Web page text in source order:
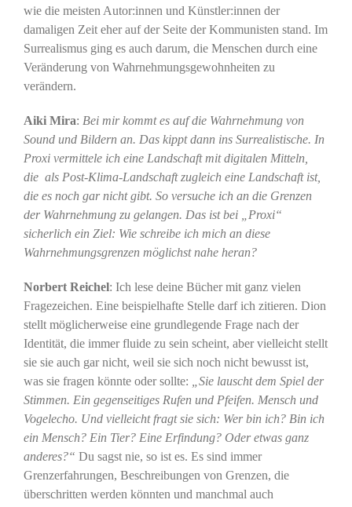
wie die meisten Autor:innen und Künstler:innen der
damaligen Zeit eher auf der Seite der Kommunisten stand. Im
Surrealismus ging es auch darum, die Menschen durch eine
Veränderung von Wahrnehmungsgewohnheiten zu
verändern.
Aiki Mira: Bei mir kommt es auf die Wahrnehmung von
Sound und Bildern an. Das kippt dann ins Surrealistische. In
Proxi vermittele ich eine Landschaft mit digitalen Mitteln,
die als Post-Klima-Landschaft zugleich eine Landschaft ist,
die es noch gar nicht gibt. So versuche ich an die Grenzen
der Wahrnehmung zu gelangen. Das ist bei „Proxi“
sicherlich ein Ziel: Wie schreibe ich mich an diese
Wahrnehmungsgrenzen möglichst nahe heran?
Norbert Reichel: Ich lese deine Bücher mit ganz vielen
Fragezeichen. Eine beispielhafte Stelle darf ich zitieren. Dion
stellt möglicherweise eine grundlegende Frage nach der
Identität, die immer fluide zu sein scheint, aber vielleicht stellt
sie sie auch gar nicht, weil sie sich noch nicht bewusst ist,
was sie fragen könnte oder sollte:
„Sie lauscht dem Spiel der
Stimmen. Ein gegenseitiges Rufen und Pfeifen. Mensch und
Vogelecho. Und vielleicht fragt sie sich: Wer bin ich? Bin ich
ein Mensch? Ein Tier? Eine Erfindung? Oder etwas ganz
anderes?“ Du sagst nie, so ist es. Es sind immer
Grenzerfahrungen, Beschreibungen von Grenzen, die
überschritten werden könnten und manchmal auch